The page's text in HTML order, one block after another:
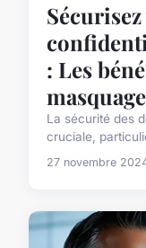
: Les
La sécurité des
cruciale,
27 novembre